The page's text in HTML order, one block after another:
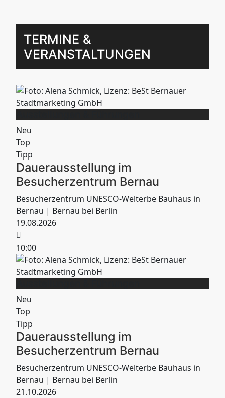
TERMINE &
VERANSTALTUNGEN
Neu
Top
Tipp
Dauerausstellung im
Besucherzentrum Bernau
Besucherzentrum UNESCO-Welterbe Bauhaus in
Bernau | Bernau bei Berlin
19.08.2026
10:00
Neu
Top
Tipp
Dauerausstellung im
Besucherzentrum Bernau
Besucherzentrum UNESCO-Welterbe Bauhaus in
Bernau | Bernau bei Berlin
21.10.2026